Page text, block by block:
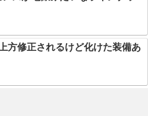
方修正されるけど化けた装備あ